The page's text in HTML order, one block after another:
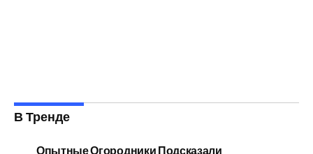
В Тренде
Опытные Огородники Подсказали